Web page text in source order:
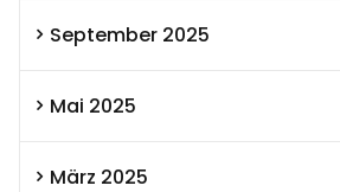
September 2025
Mai 2025
März 2025